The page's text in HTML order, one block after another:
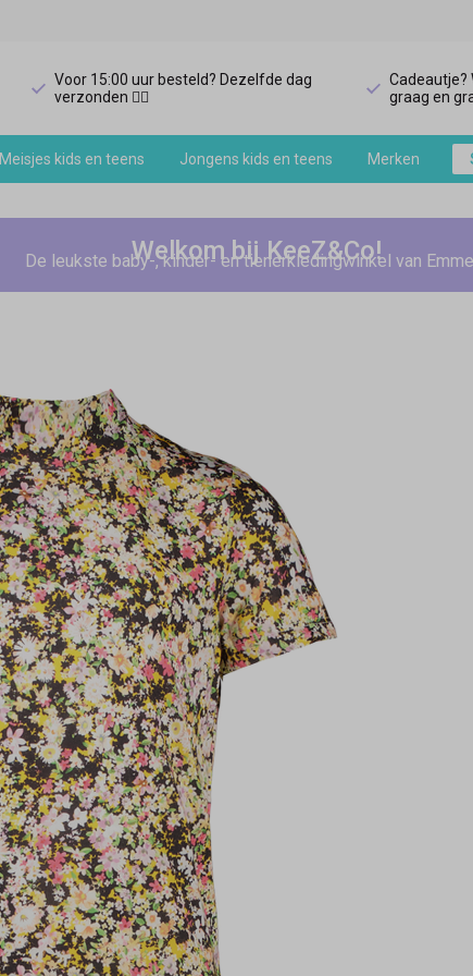
Voor 15:00 uur besteld? Dezelfde dag
verzonden 🏃‍♀️
Cadeautje?
graag en
Meisjes kids en teens Jongens kids en teens Merken
Welkom bij KeeZ&Co!
De leukste baby-, kinder- en tienerkledingwinkel van